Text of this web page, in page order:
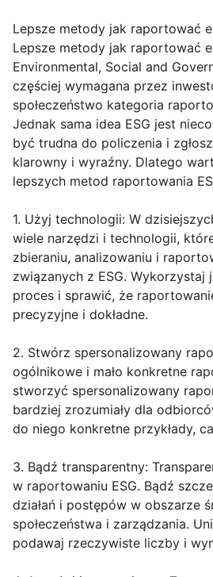
Lepsze metody jak raportować
Lepsze metody jak raportować
Environmental, Social and
częściej wymagana przez
społeczeństwo kategoria
Jednak sama idea ESG jest
być trudna do policzenia i
klarowny i wyraźny. Dlatego
lepszych metod raportowania
1. Użyj technologii: W
wiele narzędzi i technologii,
zbieraniu, analizowaniu i
związanych z ESG. Wykorzystaj
proces i sprawić, że
precyzyjne i dokładne.
2. Stwórz spersonalizowany
ogólnikowe i mało konkretne
stworzyć spersonalizowany
bardziej zrozumiały dla
do niego konkretne przykłady,
3. Bądź transparentny:
w raportowaniu ESG. Bądź
działań i postępów w obszarze
społeczeństwa i zarządzania.
podawaj rzeczywiste liczby i